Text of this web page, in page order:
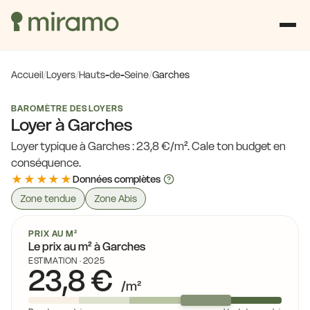
Accueil/Loyers/Hauts-de-Seine/Garches
BAROMÈTRE DES LOYERS
Loyer à Garches
Loyer typique à Garches : 23,8 €/m². Cale ton budget en
conséquence.
★★★★★Données complètes
Zone tendue
Zone Abis
PRIX AU M²
Le prix au m² à Garches
ESTIMATION · 2025
23,8 € /m²